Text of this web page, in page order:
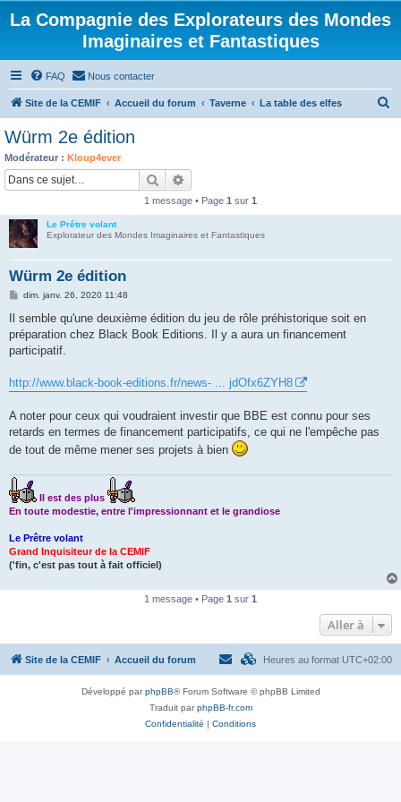
La Compagnie des Explorateurs des Mondes
Imaginaires et Fantastiques
FAQ Nous contacter
Site de la CEMIF Accueil du forum Taverne La table des elfes
Würm 2e édition
Modérateur : Kloup4ever
Rechercher
1 message • Page 1 sur 1
Le Prêtre volant
Explorateur des Mondes Imaginaires et Fantastiques
Würm 2e édition
M
s
a
g
dim. janv. 26, 2020 11:48
Il semble qu'une deuxième édition du jeu de rôle préhistorique soit en
préparation chez Black Book Editions. Il y a aura un financement
participatif.
http://www.black-book-editions.fr/news- ... jdOfx6ZYH8
A noter pour ceux qui voudraient investir que BBE est connu pour ses
retards en termes de financement participatifs, ce qui ne l'empêche pas
de tout de même mener ses projets à bien
Il est des plus
En toute modestie, entre l'impressionnant et le grandiose
Le Prêtre volant
Grand Inquisiteur de la CEMIF
('fin, c'est pas tout à fait officiel)
1 message • Page 1 sur 1
Aller à
Site de la CEMIF Accueil du forum Heures au format UTC+02:00
Développé parphpBB® Forum Software © phpBB Limited
Traduit parphpBB-fr.com
Confidentialité | Conditions